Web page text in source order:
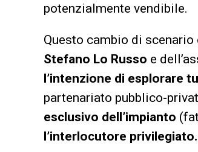
potenzialmente vendibile.
Questo cambio di scenario
Stefano Lo Russo e
l’intenzione di esplorare
partenariato pubblico-
esclusivo dell’impianto
l’interlocutore privilegiato.